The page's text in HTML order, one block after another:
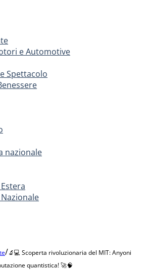
e Automotive
Spettacolo
nazionale
/🔬💻 Scoperta rivoluzionaria del MIT: Anyoni
quantistica! 🚀🧠